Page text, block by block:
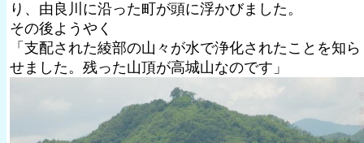
り、由良川に沿った町が頭に浮かびました。
その後ようやく
「支配された綾部の山々が水で浄化されたことを知ら
せました。残った山頂が高城山なのです」